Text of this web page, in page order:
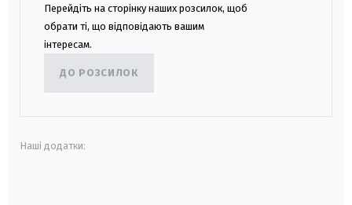
Перейдіть на сторінку наших розсилок, щоб
обрати ті, що відповідають вашим
інтересам.
ДО РОЗСИЛОК
Наші додатки: